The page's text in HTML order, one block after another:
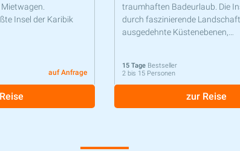
Insel der Karibik
auf Anfrage
traumhaften Badeurlaub. Die
durch faszinierende
ausgedehnte Küstenebenen,
15 Tage Bestseller
2 bis 15 Personen
zur Reise